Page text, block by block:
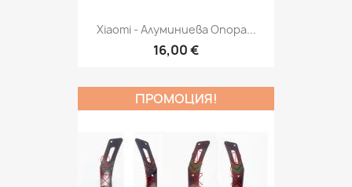
Xiaomi - Алуминиева Опора...
16,00 €
ПРОМОЦИЯ!